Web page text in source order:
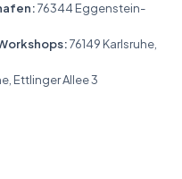
76344 Eggenstein-
76149 Karlsruhe,
Ettlinger Allee 3